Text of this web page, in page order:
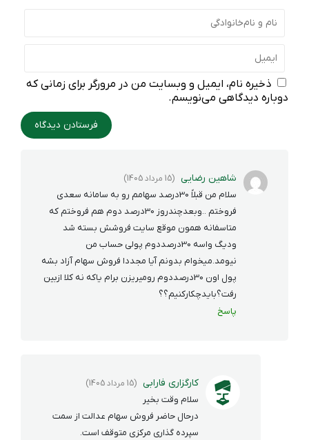
ذخیره نام، ایمیل و وبسایت من در مرورگر برای زمانی که
دوباره دیدگاهی می‌نویسم.
شاهین رضایی (15 مرداد 1405)
سلام من قبلاً 30درصد سهامم رو به سامانه سعدی
فروختم ..وبعدچندروز 30درصد دوم هم فروختم که
متاسفانه همون موقع سایت فروشش بسته شد
ودیگ واسه 30درصددوم پولی حساب من
نیومد.میخوام بدونم آیا مجددا فروش سهام آزاد بشه
پول اون 30درصددوم رومیریزن برام یاکه نه کلا ازبین
رفت؟بایدچکارکنیم؟؟
پاسخ
کارگزاری فارابی (15 مرداد 1405)
سلام وقت بخیر
درحال حاضر فروش سهام عدالت از سمت
سپرده گذاری مرکزی متوقف است.